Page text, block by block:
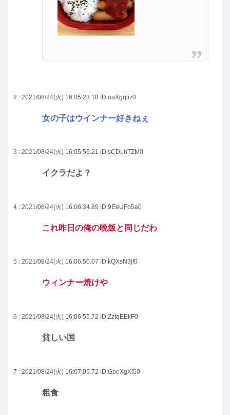
2 : 2021/08/24(火) 16:05:23.18 ID:naXgqiiz0
女の子はウインナー好きねぇ
3 : 2021/08/24(火) 16:05:56.21 ID:sCDLhTZM0
イクラだよ？
4 : 2021/08/24(火) 16:06:34.89 ID:9EeUFo5a0
これ昨日の俺の晩飯と同じだわ
5 : 2021/08/24(火) 16:06:50.07 ID:kQXsN3jf0
ウィンナー焼けや
6 : 2021/08/24(火) 16:06:55.72 ID:ZztqEEkF0
貧しい国
7 : 2021/08/24(火) 16:07:05.72 ID:GboXgXl50
粗食